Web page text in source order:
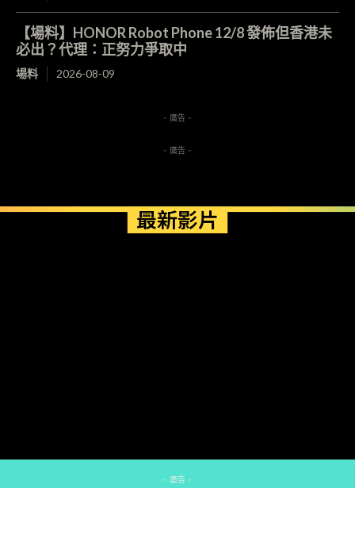
【場料】HONOR Robot Phone 12/8 發佈但香港未
必出？代理：正努力爭取中
場料 2026-08-09
- 廣告 -
- 廣告 -
最新影片
- 廣告 -